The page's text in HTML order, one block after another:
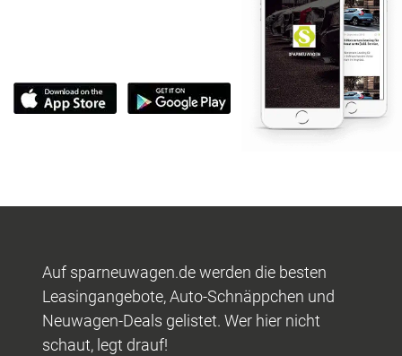
Auf sparneuwagen.de werden die besten
Leasingangebote, Auto-Schnäppchen und
Neuwagen-Deals gelistet. Wer hier nicht
schaut, legt drauf!